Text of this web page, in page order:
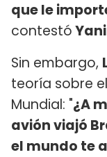
que le
contestó
Sin embargo,
teoría sobre
Mundial: "¿A
avión viajó
el mundo te